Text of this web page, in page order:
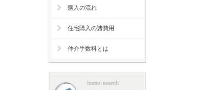
購入の流れ
住宅購入の諸費用
仲介手数料とは